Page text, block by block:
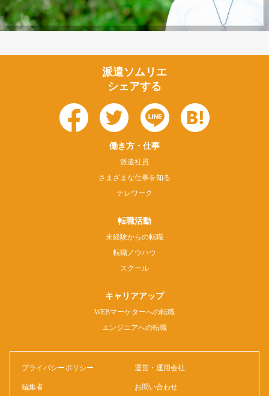
派遣ソムリエ
シェアする
働き方・仕事
派遣社員
さまざまな仕事を知る
テレワーク
転職活動
未経験からの転職
転職ノウハウ
スクール
キャリアアップ
WEBマーケターへの転職
エンジニアへの転職
プライバシーポリシー 運営・運用会社
編集者 お問い合わせ